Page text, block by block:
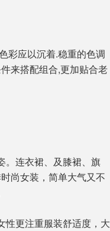
彩应以沉着.稳重的色调
来搭配组合,更加贴合老
。连衣裙、及膝裙、旗
尚女装，简单大气又不
性更注重服装舒适度，大